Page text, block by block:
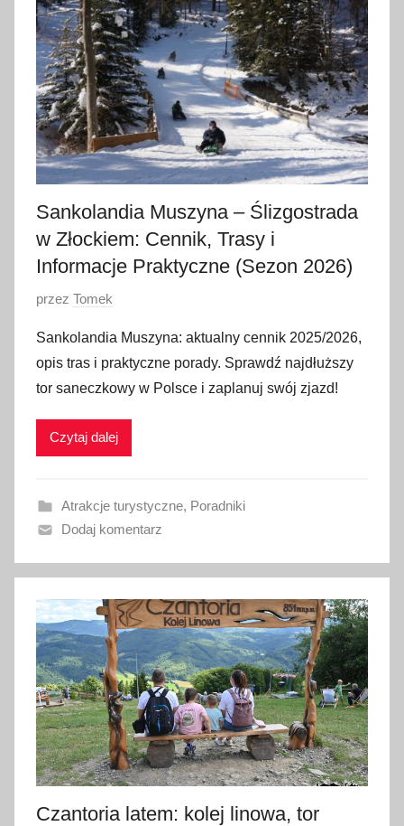
u
t
e
g
o
2
0
6
Sankolandia Muszyna – Ślizgostrada
w Złockiem: Cennik, Trasy i
Informacje Praktyczne (Sezon 2026)
O
u
b
l
i
a
n
1
1
s
t
y
c
z
n
i
2
przez Tomek
Sankolandia Muszyna: aktualny cennik 2025/2026,
opis tras i praktyczne porady. Sprawdź najdłuższy
tor saneczkowy w Polsce i zaplanuj swój zjazd!
Czytaj dalej
Atrakcje turystyczne, Poradniki
Dodaj komentarz
Czantoria latem: kolej linowa, tor